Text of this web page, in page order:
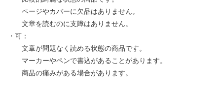
ページやカバーに欠品はありません。
文章を読むのに支障はありません。
・可：
文章が問題なく読める状態の商品です。
マーカーやペンで書込があることがあります。
商品の痛みがある場合があります。